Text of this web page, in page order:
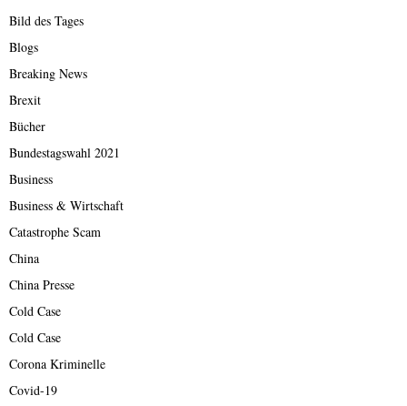
Bild des Tages
Blogs
Breaking News
Brexit
Bücher
Bundestagswahl 2021
Business
Business & Wirtschaft
Catastrophe Scam
China
China Presse
Cold Case
Cold Case
Corona Kriminelle
Covid-19